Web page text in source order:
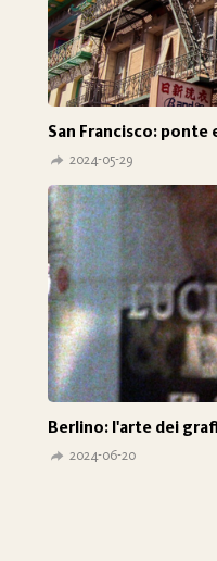
San Francisco: ponte
2024-05-29
Berlino: l'arte dei
2024-06-20